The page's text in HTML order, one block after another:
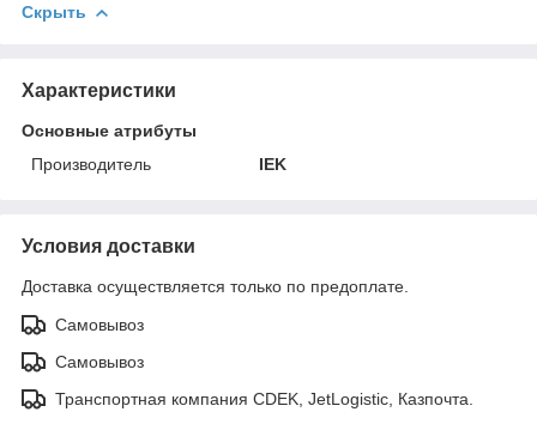
Скрыть
Характеристики
Основные атрибуты
Производитель
IEK
Условия доставки
Доставка осуществляется только по предоплате.
Самовывоз
Самовывоз
Транспортная компания CDEK, JetLogistic, Казпочта.